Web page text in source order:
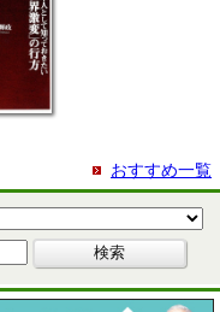
おすすめ一覧